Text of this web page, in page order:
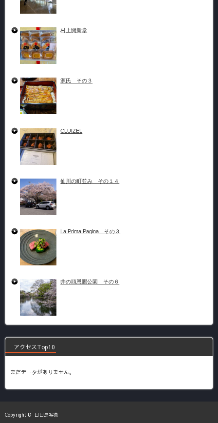
村上開新堂
源氏 その３
CLUIZEL
仙川の町並み その１４
La Prima Pagina その３
井の頭恩賜公園 その６
アクセスTop10
まだデータがありません。
Copyright © 日日是写真